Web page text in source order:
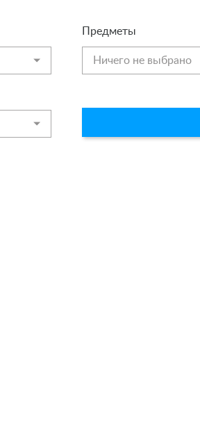
Предметы
Ничего не выбрано